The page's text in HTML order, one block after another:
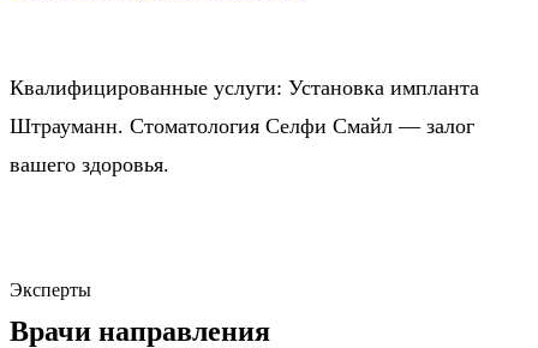
Квалифицированные услуги: Установка импланта
Штрауманн. Стоматология Селфи Смайл — залог
вашего здоровья.
Эксперты
Врачи направления